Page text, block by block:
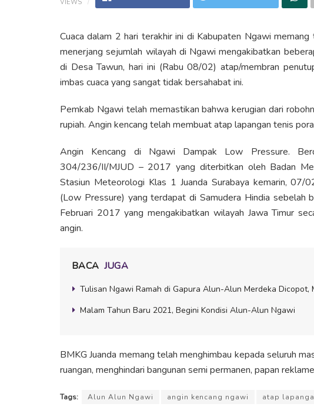
VIEWS
Cuaca dalam 2 hari terakhir ini di Kabupaten Ngawi
menerjang sejumlah wilayah di Ngawi mengakibatkan
di Desa Tawun, hari ini (Rabu 08/02) atap/membran
imbas cuaca yang sangat tidak bersahabat ini.
Pemkab Ngawi telah memastikan bahwa kerugian dari
rupiah. Angin kencang telah membuat atap lapangan tenis
Angin Kencang di Ngawi Dampak Low Pressure.
304/236/II/MJUD – 2017 yang diterbitkan oleh Badan
Stasiun Meteorologi Klas 1 Juanda Surabaya kemarin, 07/
(Low Pressure) yang terdapat di Samudera Hindia
Februari 2017 yang mengakibatkan wilayah Jawa Timur
angin.
BACA JUGA
Tulisan Ngawi Ramah di Gapura Alun-Alun Merdeka Dicopot,
Malam Tahun Baru 2021, Begini Kondisi Alun-Alun Ngawi
BMKG Juanda memang telah menghimbau kepada seluruh
ruangan, menghindari bangunan semi permanen, papan
Tags: Alun Alun Ngawi angin kencang ngawi
atap